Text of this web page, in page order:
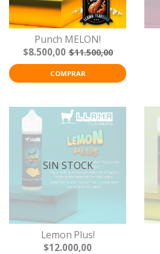
Punch MELON!
$8.500,00 $11.500,00
COMPRAR
SIN STOCK
Lemon Plus!
$12.000,00